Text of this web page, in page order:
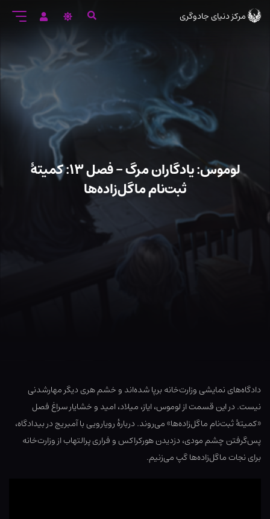
ورود
مرکز دنیای جادوگری
لوموس: یادگاران مرگ – فصل ۱۳: کمیتهٔ
ثبت‌نام ماگل‌زاده‌ها
دادگاه‌های نمایشی وزارت‌خانه برپا شده‌اند و خشم هری دیگر مهارشدنی
نیست. در این قسمت از لوموس، ایاز، میلاد، امید و خشایار سراغ فصل
«کمیتهٔ ثبت‌نام ماگل‌زاده‌ها» می‌روند. دربارهٔ رویارویی با آمبریج در بیدادگاه،
پس‌گرفتن چشم مودی، دزدیدن هورکراکس و فراری پرالتهاب از وزارت‌خانه
برای نجات ماگل‌زاده‌ها گپ می‌زنیم.